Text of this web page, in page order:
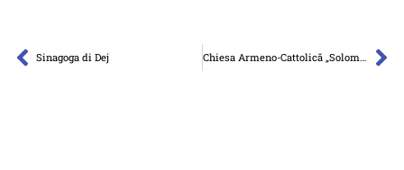
Sinagoga di Dej Chiesa Armeno-Cattolică „Solomon” di Gherla